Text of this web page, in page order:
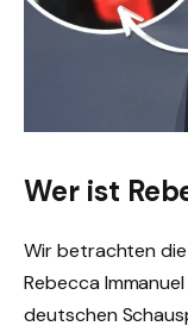
Wer ist
Wir betrachten
Rebecca
deutschen